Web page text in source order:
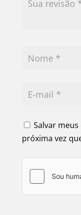
Salvar
próxima vez